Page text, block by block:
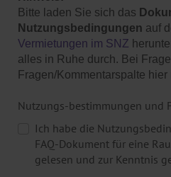
Bitte laden Sie sich das
Nutzungsbedingungen auf
Vermietungen im SNZ
alles in Ruhe durch. Bei
Fragen/Kommentarspalte hier
Nutzungs-bestimmungen und
Ich habe die
FAQ-Dokument für eine
gelesen und zur Kenntnis